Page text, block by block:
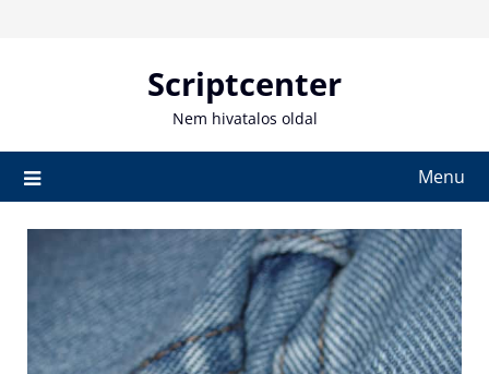
Scriptcenter
Nem hivatalos oldal
Menu